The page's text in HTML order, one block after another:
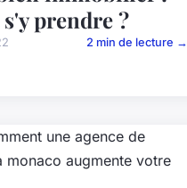
prendre ?
2 min de lecture →